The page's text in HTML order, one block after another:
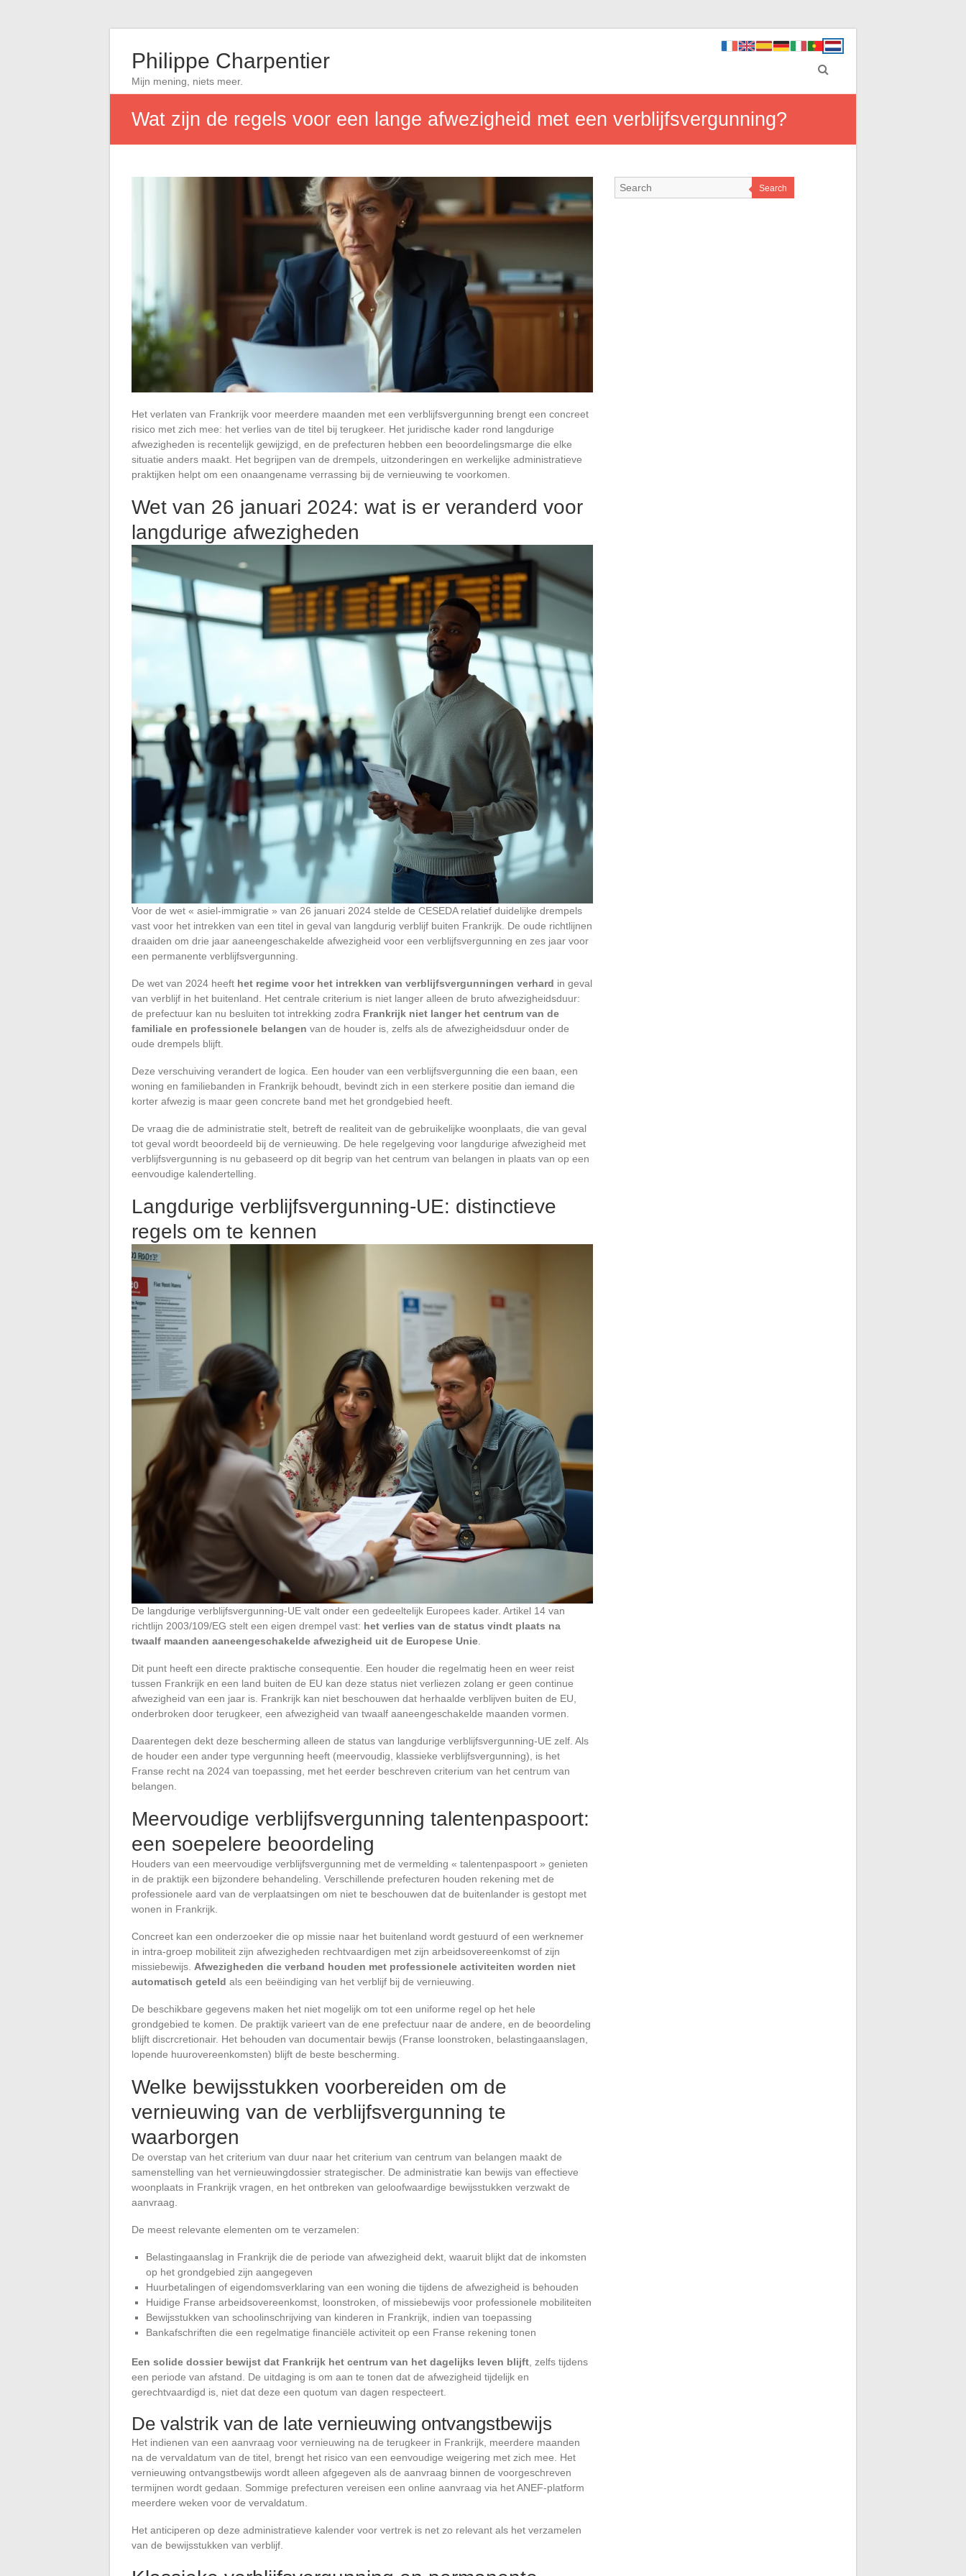
Philippe Charpentier
Mijn mening, niets meer.
Wat zijn de regels voor een lange afwezigheid met een verblijfsvergunning?
Het verlaten van Frankrijk voor meerdere maanden met een verblijfsvergunning brengt een concreet
risico met zich mee: het verlies van de titel bij terugkeer. Het juridische kader rond langdurige
afwezigheden is recentelijk gewijzigd, en de prefecturen hebben een beoordelingsmarge die elke
situatie anders maakt. Het begrijpen van de drempels, uitzonderingen en werkelijke administratieve
praktijken helpt om een onaangename verrassing bij de vernieuwing te voorkomen.
Wet van 26 januari 2024: wat is er veranderd voor
langdurige afwezigheden
Voor de wet « asiel-immigratie » van 26 januari 2024 stelde de CESEDA relatief duidelijke drempels
vast voor het intrekken van een titel in geval van langdurig verblijf buiten Frankrijk. De oude richtlijnen
draaiden om drie jaar aaneengeschakelde afwezigheid voor een verblijfsvergunning en zes jaar voor
een permanente verblijfsvergunning.
De wet van 2024 heeft het regime voor het intrekken van verblijfsvergunningen verhard in geval
van verblijf in het buitenland. Het centrale criterium is niet langer alleen de bruto afwezigheidsduur:
de prefectuur kan nu besluiten tot intrekking zodra Frankrijk niet langer het centrum van de
familiale en professionele belangen van de houder is, zelfs als de afwezigheidsduur onder de
oude drempels blijft.
Deze verschuiving verandert de logica. Een houder van een verblijfsvergunning die een baan, een
woning en familiebanden in Frankrijk behoudt, bevindt zich in een sterkere positie dan iemand die
korter afwezig is maar geen concrete band met het grondgebied heeft.
De vraag die de administratie stelt, betreft de realiteit van de gebruikelijke woonplaats, die van geval
tot geval wordt beoordeeld bij de vernieuwing. De hele regelgeving voor langdurige afwezigheid met
verblijfsvergunning is nu gebaseerd op dit begrip van het centrum van belangen in plaats van op een
eenvoudige kalendertelling.
Langdurige verblijfsvergunning-UE: distinctieve
regels om te kennen
De langdurige verblijfsvergunning-UE valt onder een gedeeltelijk Europees kader. Artikel 14 van
richtlijn 2003/109/EG stelt een eigen drempel vast: het verlies van de status vindt plaats na
twaalf maanden aaneengeschakelde afwezigheid uit de Europese Unie
Dit punt heeft een directe praktische consequentie. Een houder die regelmatig heen en weer reist
tussen Frankrijk en een land buiten de EU kan deze status niet verliezen zolang er geen continue
afwezigheid van een jaar is. Frankrijk kan niet beschouwen dat herhaalde verblijven buiten de EU,
onderbroken door terugkeer, een afwezigheid van twaalf aaneengeschakelde maanden vormen.
Daarentegen dekt deze bescherming alleen de status van langdurige verblijfsvergunning-UE zelf. Als
de houder een ander type vergunning heeft (meervoudig, klassieke verblijfsvergunning), is het
Franse recht na 2024 van toepassing, met het eerder beschreven criterium van het centrum van
belangen.
Meervoudige verblijfsvergunning talentenpaspoort:
een soepelere beoordeling
Houders van een meervoudige verblijfsvergunning met de vermelding « talentenpaspoort » genieten
in de praktijk een bijzondere behandeling. Verschillende prefecturen houden rekening met de
professionele aard van de verplaatsingen om niet te beschouwen dat de buitenlander is gestopt met
wonen in Frankrijk.
Concreet kan een onderzoeker die op missie naar het buitenland wordt gestuurd of een werknemer
in intra-groep mobiliteit zijn afwezigheden rechtvaardigen met zijn arbeidsovereenkomst of zijn
missiebewijs. Afwezigheden die verband houden met professionele activiteiten worden niet
automatisch geteld als een beëindiging van het verblijf bij de vernieuwing.
De beschikbare gegevens maken het niet mogelijk om tot een uniforme regel op het hele
grondgebied te komen. De praktijk varieert van de ene prefectuur naar de andere, en de beoordeling
blijft discrcretionair. Het behouden van documentair bewijs (Franse loonstroken, belastingaanslagen,
lopende huurovereenkomsten) blijft de beste bescherming.
Welke bewijsstukken voorbereiden om de
vernieuwing van de verblijfsvergunning te
waarborgen
De overstap van het criterium van duur naar het criterium van centrum van belangen maakt de
samenstelling van het vernieuwingdossier strategischer. De administratie kan bewijs van effectieve
woonplaats in Frankrijk vragen, en het ontbreken van geloofwaardige bewijsstukken verzwakt de
aanvraag.
De meest relevante elementen om te verzamelen:
Belastingaanslag in Frankrijk die de periode van afwezigheid dekt, waaruit blijkt dat de inkomsten
op het grondgebied zijn aangegeven
Huurbetalingen of eigendomsverklaring van een woning die tijdens de afwezigheid is behouden
Huidige Franse arbeidsovereenkomst, loonstroken, of missiebewijs voor professionele mobiliteiten
Bewijsstukken van schoolinschrijving van kinderen in Frankrijk, indien van toepassing
Bankafschriften die een regelmatige financiële activiteit op een Franse rekening tonen
Een solide dossier bewijst dat Frankrijk het centrum van het dagelijks leven blijft , zelfs tijdens
een periode van afstand. De uitdaging is om aan te tonen dat de afwezigheid tijdelijk en
gerechtvaardigd is, niet dat deze een quotum van dagen respecteert.
De valstrik van de late vernieuwing ontvangstbewijs
Het indienen van een aanvraag voor vernieuwing na de terugkeer in Frankrijk, meerdere maanden
na de vervaldatum van de titel, brengt het risico van een eenvoudige weigering met zich mee. Het
vernieuwing ontvangstbewijs wordt alleen afgegeven als de aanvraag binnen de voorgeschreven
termijnen wordt gedaan. Sommige prefecturen vereisen een online aanvraag via het ANEF-platform
meerdere weken voor de vervaldatum.
Het anticiperen op deze administratieve kalender voor vertrek is net zo relevant als het verzamelen
van de bewijsstukken van verblijf.
Search